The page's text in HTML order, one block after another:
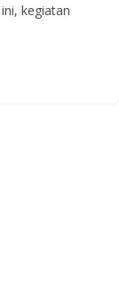
kegiatan